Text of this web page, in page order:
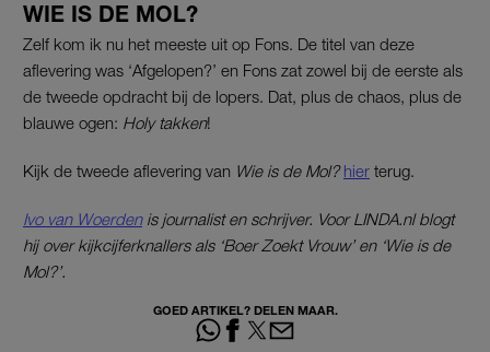
WIE IS DE MOL?
Zelf kom ik nu het meeste uit op Fons. De titel van deze
aflevering was ‘Afgelopen?’ en Fons zat zowel bij de eerste als
de tweede opdracht bij de lopers. Dat, plus de chaos, plus de
blauwe ogen: Holy takken!
Kijk de tweede aflevering van Wie is de Mol? hier terug.
Ivo van Woerdenis journalist en schrijver. Voor LINDA.nl blogt
hij over kijkcijferknallers als ‘Boer Zoekt Vrouw’ en ‘Wie is de
Mol?’.
GOED ARTIKEL? DELEN MAAR.